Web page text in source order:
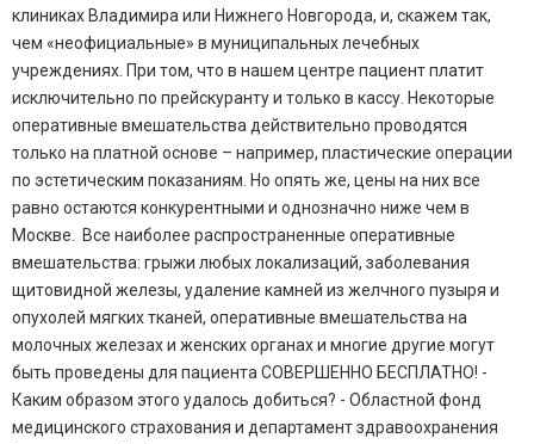
клиниках Владимира или Нижнего Новгорода, и, скажем так,
чем «неофициальные» в муниципальных лечебных
учреждениях. При том, что в нашем центре пациент платит
исключительно по прейскуранту и только в кассу. Некоторые
оперативные вмешательства действительно проводятся
только на платной основе – например, пластические операции
по эстетическим показаниям. Но опять же, цены на них все
равно остаются конкурентными и однозначно ниже чем в
Москве. Все наиболее распространенные оперативные
вмешательства: грыжи любых локализаций, заболевания
щитовидной железы, удаление камней из желчного пузыря и
опухолей мягких тканей, оперативные вмешательства на
молочных железах и женских органах и многие другие могут
быть проведены для пациента СОВЕРШЕННО БЕСПЛАТНО! -
Каким образом этого удалось добиться? - Областной фонд
медицинского страхования и департамент здравоохранения